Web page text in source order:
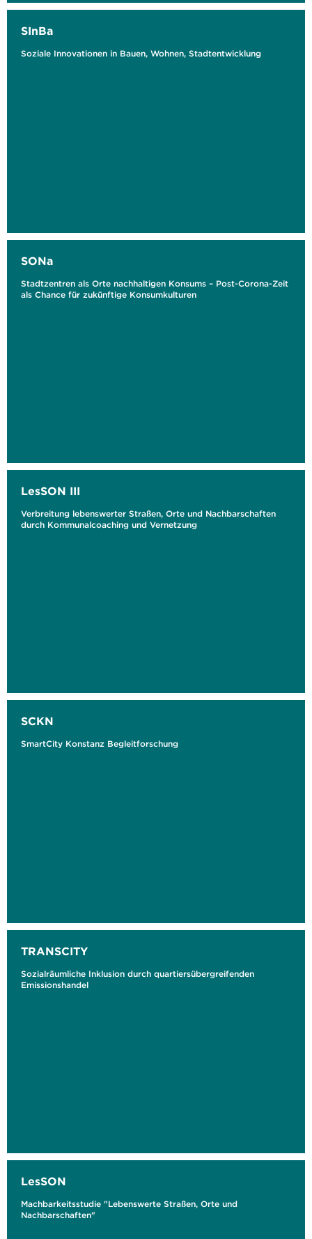
SInBa
Soziale Innovationen in Bauen, Wohnen, Stadtentwicklung
SONa
Stadtzentren als Orte nachhaltigen Konsums – Post-Corona-Zeit
als Chance für zukünftige Konsumkulturen
LesSON III
Verbreitung lebenswerter Straßen, Orte und Nachbarschaften
durch Kommunalcoaching und Vernetzung
SCKN
SmartCity Konstanz Begleitforschung
TRANSCITY
Sozialräumliche Inklusion durch quartiersübergreifenden
Emissionshandel
LesSON
Machbarkeitsstudie "Lebenswerte Straßen, Orte und
Nachbarschaften"